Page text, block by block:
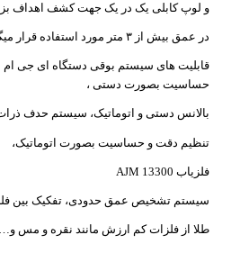
و لوپ کابلی یک در یک جهت کشف اهداف
در عمق بیش از ۳ متر مورد استفاده قرار میگیرد.
قابلیت های سیستم بوقی دستگاه ای جی ام
حساسیت بصورت دستی ،
بالانس دستی و اتوماتیک، سیستم حدف
تنظیم دقت و حساسیت بصورت اتوماتیک،
فلزیاب AJM 13300
سیستم تشخیص عمق حدودی، تفکیک بین
طلا از فلزات کم ارزش مانند نقره و مس و…